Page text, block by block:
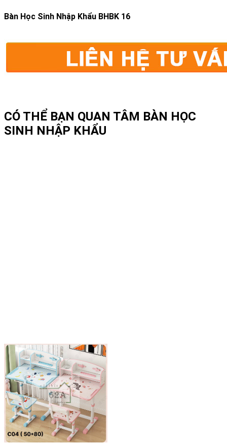
Bàn Học Sinh Nhập Khẩu BHBK 16
CÓ THỂ BẠN QUAN TÂM BÀN HỌC
SINH NHẬP KHẨU